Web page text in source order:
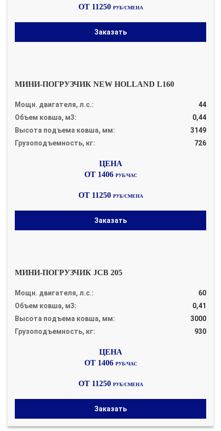
ОТ 11250 РУБ/СМЕНА
Заказать
МИНИ-ПОГРУЗЧИК NEW HOLLAND L160
Мощн. двигателя, л.с.:
44
Объем ковша, м3:
0,44
Высота подъема ковша, мм:
3149
Грузоподъемность, кг:
726
ОТ 1406 РУБ/ЧАС
ОТ 11250 РУБ/СМЕНА
Заказать
МИНИ-ПОГРУЗЧИК JCB 205
Мощн. двигателя, л.с.:
60
Объем ковша, м3:
0,41
Высота подъема ковша, мм:
3000
Грузоподъемность, кг:
930
ОТ 1406 РУБ/ЧАС
ОТ 11250 РУБ/СМЕНА
Заказать